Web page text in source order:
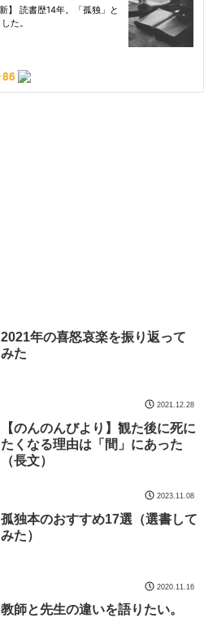
2021年の喜怒哀楽を振り返って
みた
2021.12.28
【のんのんびより】観た後に死に
たくなる理由は「間」にあった
（長文）
2023.11.08
孤独本のおすすめ17選（選書して
みた）
2020.11.16
教師と先生の違いを語りたい。